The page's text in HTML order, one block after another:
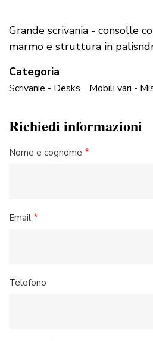
Grande scrivania - consolle
marmo e struttura in
Categoria
Scrivanie - Desks Mobili vari -
Richiedi informazioni
Nome e cognome
Email
Telefono